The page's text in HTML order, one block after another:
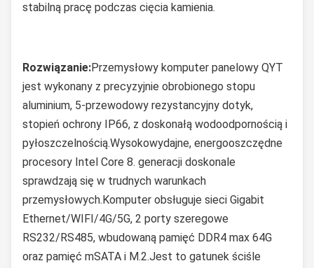
stabilną pracę podczas cięcia kamienia.
Rozwiązanie:Przemysłowy komputer panelowy QYT
jest wykonany z precyzyjnie obrobionego stopu
aluminium, 5-przewodowy rezystancyjny dotyk,
stopień ochrony IP66, z doskonałą wodoodpornością i
pyłoszczelnością.Wysokowydajne, energooszczędne
procesory Intel Core 8. generacji doskonale
sprawdzają się w trudnych warunkach
przemysłowych.Komputer obsługuje sieci Gigabit
Ethernet/WIFI/4G/5G, 2 porty szeregowe
RS232/RS485, wbudowaną pamięć DDR4 max 64G
oraz pamięć mSATA i M.2.Jest to gatunek ściśle